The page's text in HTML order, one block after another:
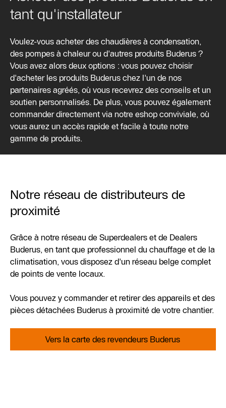
tant qu'installateur
Voulez-vous acheter des chaudières à condensation,
des pompes à chaleur ou d'autres produits Buderus ?
Vous avez alors deux options : vous pouvez choisir
d'acheter les produits Buderus chez l'un de nos
partenaires agréés, où vous recevrez des conseils et un
soutien personnalisés. De plus, vous pouvez également
commander directement via notre eshop conviviale, où
vous aurez un accès rapide et facile à toute notre
gamme de produits.
Notre réseau de distributeurs de
proximité
Grâce à notre réseau de Superdealers et de Dealers
Buderus, en tant que professionnel du chauffage et de la
climatisation, vous disposez d'un réseau belge complet
de points de vente locaux.
Vous pouvez y commander et retirer des appareils et des
pièces détachées Buderus à proximité de votre chantier.
Vers la carte des revendeurs Buderus